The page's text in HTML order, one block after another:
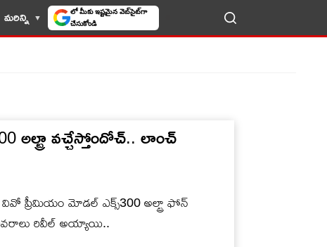
మరిన్ని
లో మీకు ఇష్టమైన వెబ్‌సైట్‌గా
చేసుకోండి
అల్ట్రా వచ్చేస్తోందోచ్.. లాంచ్
ప్రీమియం మోడల్ ఎక్స్300 అల్ట్రా ఫోన్
వివరాలు రివీల్ అయ్యాయి..